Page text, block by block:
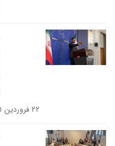
۲۲ فروردین ۱۴۰۱